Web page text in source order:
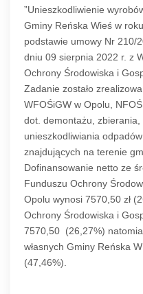
”Unieszkodliwienie
Gminy Reńska Wieś w
podstawie umowy Nr 210/
dniu 09 sierpnia 2022 r. z
Ochrony Środowiska i
Zadanie zostało
WFOŚiGW w Opolu,
dot. demontażu,
unieszkodliwiania
znajdujących na terenie
Dofinansowanie netto ze
Funduszu Ochrony
Opolu wynosi 7570,50 zł
Ochrony Środowiska i
7570,50 (26,27%)
własnych Gminy Reńska
(47,46%).